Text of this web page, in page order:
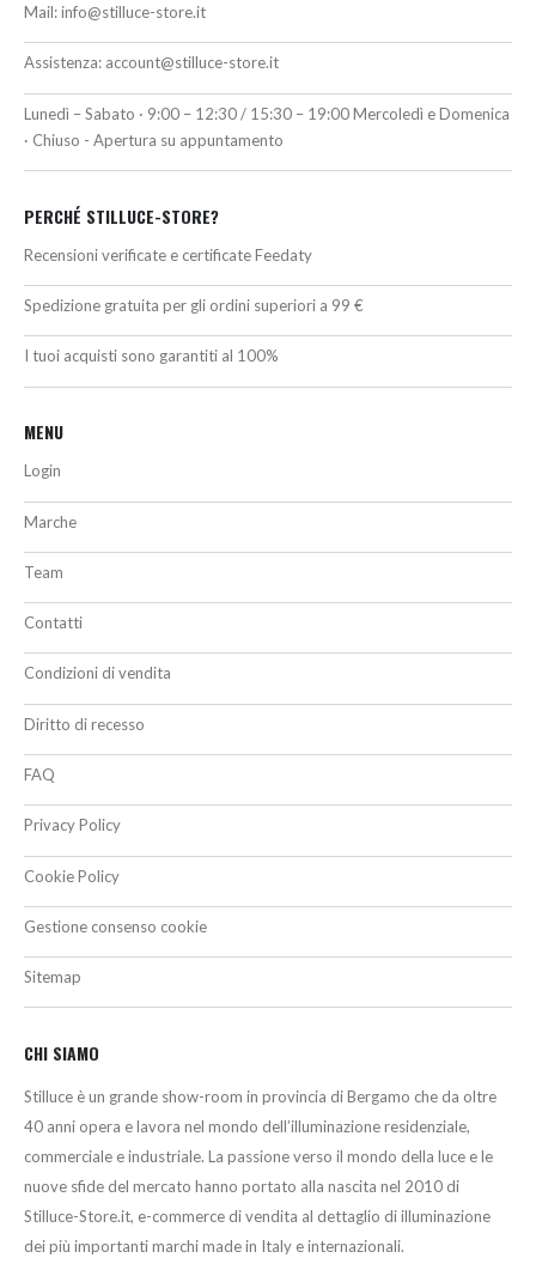
Mail:info@stilluce-store.it
Assistenza: account@stilluce-store.it
Lunedì – Sabato · 9:00 – 12:30 / 15:30 – 19:00 Mercoledì e Domenica
· Chiuso - Apertura su appuntamento
PERCHÉ STILLUCE-STORE?
Recensioni verificate e certificate Feedaty
Spedizione gratuita per gli ordini superiori a 99 €
I tuoi acquisti sono garantiti al 100%
MENU
Login
Marche
Team
Contatti
Condizioni di vendita
Diritto di recesso
FAQ
Privacy Policy
Cookie Policy
Gestione consenso cookie
Sitemap
CHI SIAMO
Stilluce è un grande show-room in provincia di Bergamo che da oltre
40 anni opera e lavora nel mondo dell’illuminazione residenziale,
commerciale e industriale. La passione verso il mondo della luce e le
nuove sfide del mercato hanno portato alla nascita nel 2010 di
Stilluce-Store.it, e-commerce di vendita al dettaglio di illuminazione
dei più importanti marchi made in Italy e internazionali.